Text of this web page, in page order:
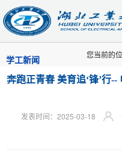
学工新闻
您当前的
奔跑正青春 美育追‘锋’行
发表时间：2025-03-18